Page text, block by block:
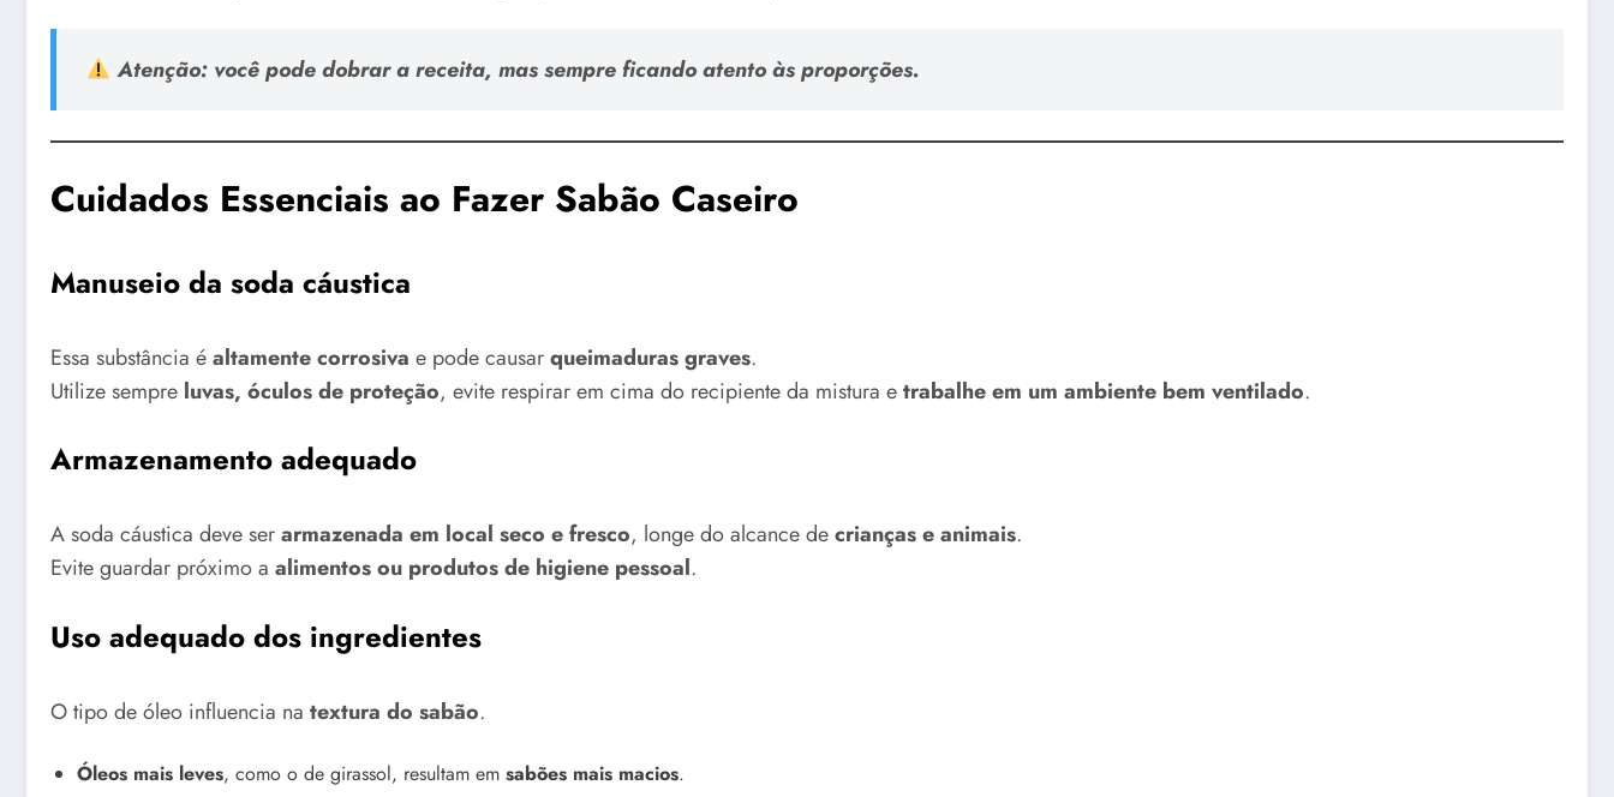
Atenção:você podedobrar a receita, mas sempre ficando atentoàs proporções.
Cuidados Essenciais ao Fazer Sabão Caseiro
Manuseio da soda cáustica
Essa substância éaltamente corrosiva e pode causarqueimaduras graves.
Utilize sempre luvas, óculos de proteção, evite respirar em cima do recipiente da mistura etrabalhe em um ambiente bem ventilado.
Armazenamento adequado
A soda cáustica deve serarmazenada em local seco e fresco, longe do alcance decrianças e animais.
Evite guardar próximo a alimentos ou produtos de higiene pessoal.
Uso adequado dos ingredientes
O tipo de óleo influencia na textura do sabão.
Óleos mais leves, como o de girassol, resultam em sabões mais macios.